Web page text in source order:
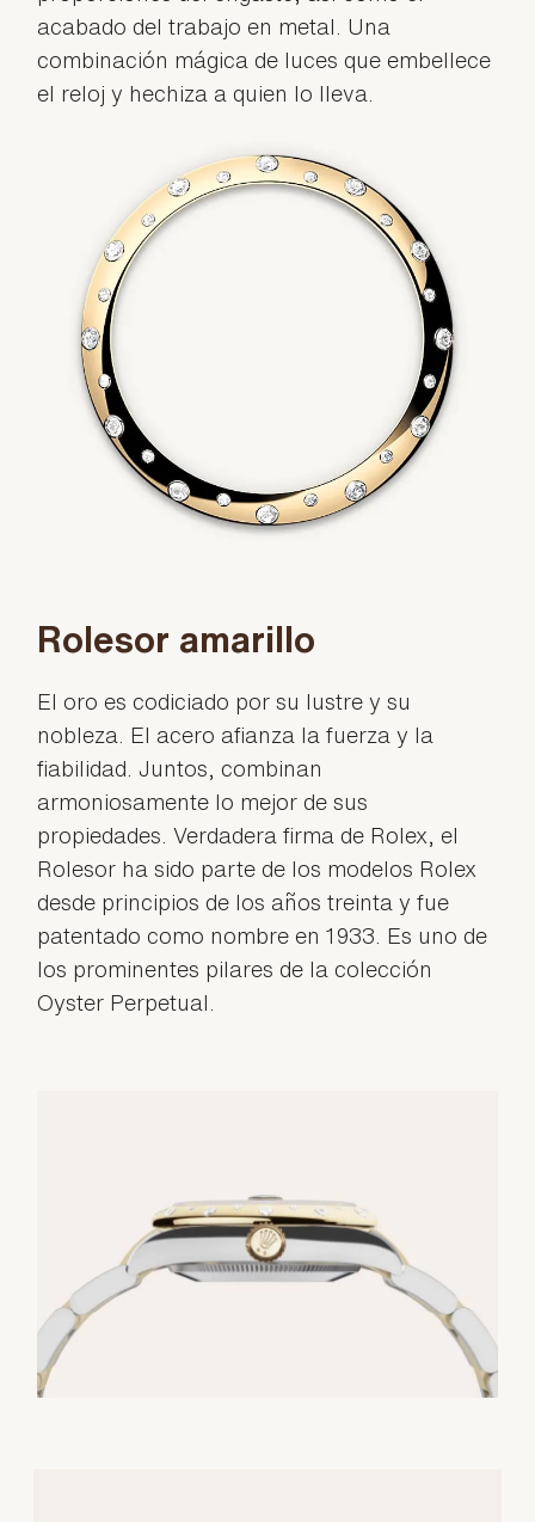
acabado del trabajo en metal. Una
combinación mágica de luces que embellece
el reloj y hechiza a quien lo lleva.
Rolesor amarillo
El oro es codiciado por su lustre y su
nobleza. El acero afianza la fuerza y la
fiabilidad. Juntos, combinan
armoniosamente lo mejor de sus
propiedades. Verdadera firma de Rolex, el
Rolesor ha sido parte de los modelos Rolex
desde principios de los años treinta y fue
patentado como nombre en 1933. Es uno de
los prominentes pilares de la colección
Oyster Perpetual.